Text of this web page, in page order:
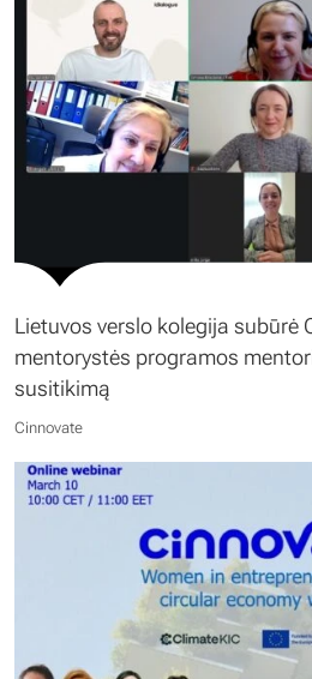
Lietuvos verslo kolegija subūrė
mentorystės programos
susitikimą
Cinnovate